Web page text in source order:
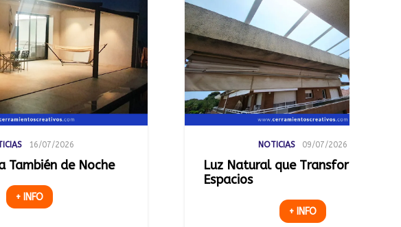
Luz Natural que Transforma
Una